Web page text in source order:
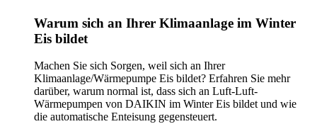
Warum sich an Ihrer Klimaanlage im Winter
Eis bildet
Machen Sie sich Sorgen, weil sich an Ihrer
Klimaanlage/Wärmepumpe Eis bildet? Erfahren Sie mehr
darüber, warum normal ist, dass sich an Luft-Luft-
Wärmepumpen von DAIKIN im Winter Eis bildet und wie
die automatische Enteisung gegensteuert.